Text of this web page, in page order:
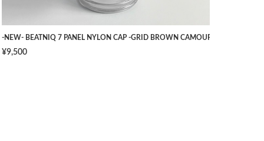
-NAVY- [W34]
-NEW- BEATNIQ 7 PANEL NYLON CAP -GRID BROWN CAMOUFLAGE- [ONE
¥9,500